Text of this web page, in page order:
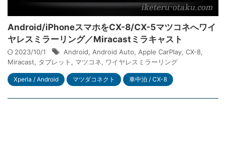
Android/iPhoneスマホをCX-8/CX-5マツコネへワイ
ヤレスミラーリング／Miracastミラキャスト
2023/10/1 Android, Android Auto, Apple CarPlay, CX-8,
Miracast, タブレット , マツコネ, ワイヤレスミラーリング
Xperia / Android マツダコネクト 車中泊 / CX-8